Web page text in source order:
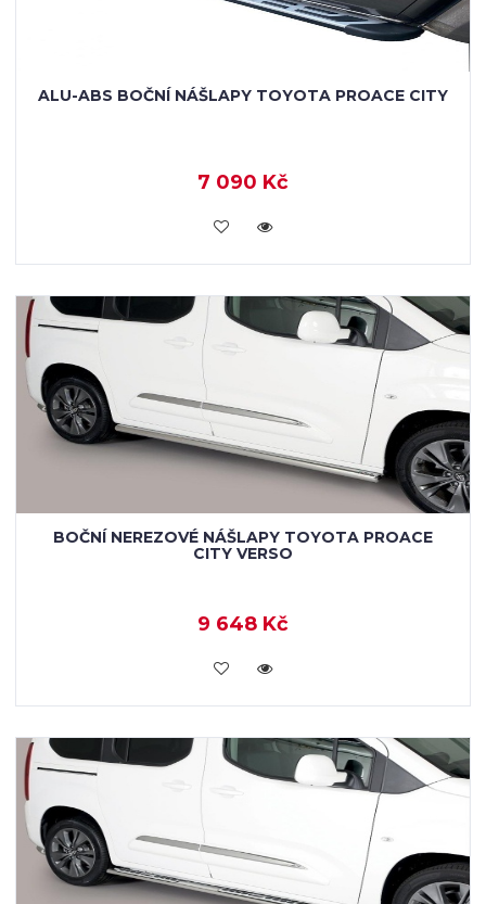
ALU-ABS BOČNÍ NÁŠLAPY TOYOTA PROACE CITY
7 090 Kč
KOUPIT
BOČNÍ NEREZOVÉ NÁŠLAPY TOYOTA PROACE
CITY VERSO
9 648 Kč
KOUPIT